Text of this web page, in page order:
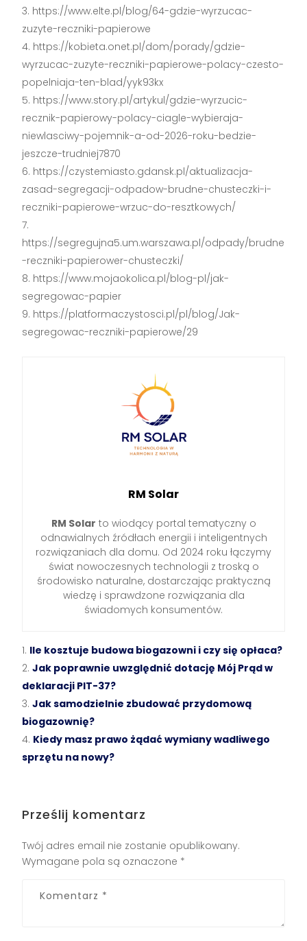
https://www.elte.pl/blog/64-gdzie-wyrzucac-
zuzyte-reczniki-papierowe
https://kobieta.onet.pl/dom/porady/gdzie-
wyrzucac-zuzyte-reczniki-papierowe-polacy-czesto-
popelniaja-ten-blad/yyk93kx
https://www.story.pl/artykul/gdzie-wyrzucic-
recznik-papierowy-polacy-ciagle-wybieraja-
niewlasciwy-pojemnik-a-od-2026-roku-bedzie-
jeszcze-trudniej7870
https://czystemiasto.gdansk.pl/aktualizacja-
zasad-segregacji-odpadow-brudne-chusteczki-i-
reczniki-papierowe-wrzuc-do-resztkowych/
https://segregujna5.um.warszawa.pl/odpady/brudne
-reczniki-papierower-chusteczki/
https://www.mojaokolica.pl/blog-pl/jak-
segregowac-papier
https://platformaczystosci.pl/pl/blog/Jak-
segregowac-reczniki-papierowe/29
RM Solar
RM Solar to wiodący portal tematyczny o
odnawialnych źródłach energii i inteligentnych
rozwiązaniach dla domu. Od 2024 roku łączymy
świat nowoczesnych technologii z troską o
środowisko naturalne, dostarczając praktyczną
wiedzę i sprawdzone rozwiązania dla
świadomych konsumentów.
Ile kosztuje budowa biogazowni i czy się opłaca?
Jak poprawnie uwzględnić dotację Mój Prąd w
deklaracji PIT-37?
Jak samodzielnie zbudować przydomową
biogazownię?
Kiedy masz prawo żądać wymiany wadliwego
sprzętu na nowy?
Prześlij komentarz
Twój adres email nie zostanie opublikowany.
Wymagane pola są oznaczone *